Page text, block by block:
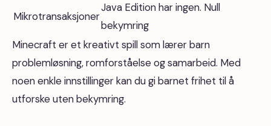
Mikrotransaksjoner
Java Edition har ingen. Null
bekymring
Minecraft er et kreativt spill som lærer barn
problemløsning, romforståelse og samarbeid. Med
noen enkle innstillinger kan du gi barnet frihet til å
utforske uten bekymring.